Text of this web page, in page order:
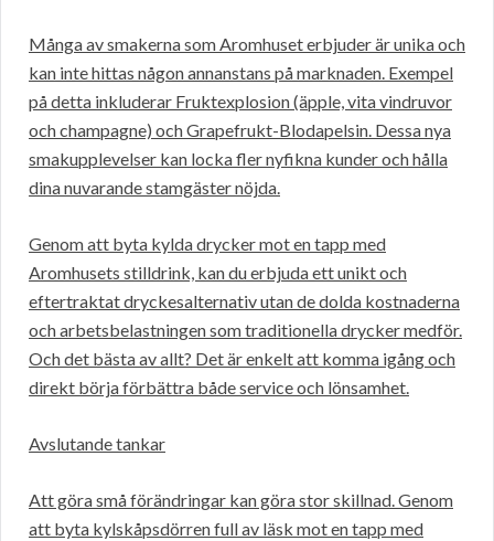
Många av smakerna som Aromhuset erbjuder är unika och
kan inte hittas någon annanstans på marknaden. Exempel
på detta inkluderar Fruktexplosion (äpple, vita vindruvor
och champagne) och Grapefrukt-Blodapelsin. Dessa nya
smakupplevelser kan locka fler nyfikna kunder och hålla
dina nuvarande stamgäster nöjda.
Genom att byta kylda drycker mot en tapp med
Aromhusets stilldrink, kan du erbjuda ett unikt och
eftertraktat dryckesalternativ utan de dolda kostnaderna
och arbetsbelastningen som traditionella drycker medför.
Och det bästa av allt? Det är enkelt att komma igång och
direkt börja förbättra både service och lönsamhet.
Avslutande tankar
Att göra små förändringar kan göra stor skillnad. Genom
att byta kylskåpsdörren full av läsk mot en tapp med